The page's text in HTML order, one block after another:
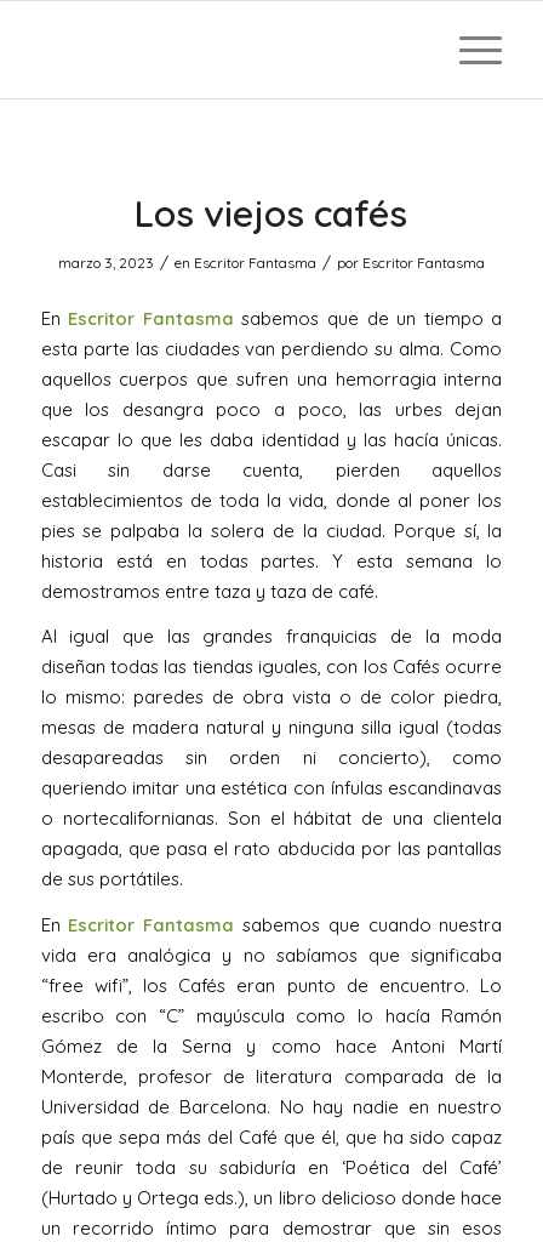
Los viejos cafés
marzo 3, 2023 / en Escritor Fantasma / por Escritor Fantasma
En Escritor Fantasma sabemos que de un tiempo a
esta parte las ciudades van perdiendo su alma. Como
aquellos cuerpos que sufren una hemorragia interna
que los desangra poco a poco, las urbes dejan
escapar lo que les daba identidad y las hacía únicas.
Casi sin darse cuenta, pierden aquellos
establecimientos de toda la vida, donde al poner los
pies se palpaba la solera de la ciudad. Porque sí, la
historia está en todas partes. Y esta semana lo
demostramos entre taza y taza de café.
Al igual que las grandes franquicias de la moda
diseñan todas las tiendas iguales, con los Cafés ocurre
lo mismo: paredes de obra vista o de color piedra,
mesas de madera natural y ninguna silla igual (todas
desapareadas sin orden ni concierto), como
queriendo imitar una estética con ínfulas escandinavas
o nortecalifornianas. Son el hábitat de una clientela
apagada, que pasa el rato abducida por las pantallas
de sus portátiles.
En Escritor Fantasma sabemos que cuando nuestra
vida era analógica y no sabíamos que significaba
“free wifi”, los Cafés eran punto de encuentro. Lo
escribo con “C” mayúscula como lo hacía Ramón
Gómez de la Serna y como hace Antoni Martí
Monterde, profesor de literatura comparada de la
Universidad de Barcelona. No hay nadie en nuestro
país que sepa más del Café que él, que ha sido capaz
de reunir toda su sabiduría en ‘Poética del Café’
(Hurtado y Ortega eds.), un libro delicioso donde hace
un recorrido íntimo para demostrar que sin esos